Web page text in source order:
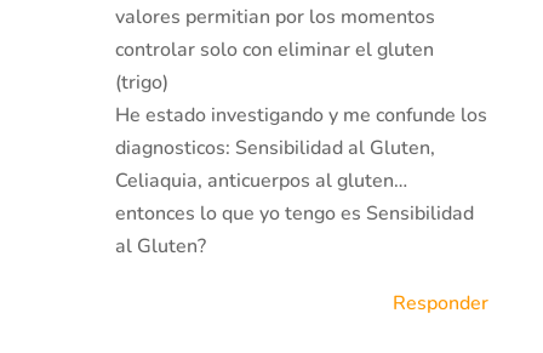
valores permitian por los momentos
controlar solo con eliminar el gluten
(trigo)
He estado investigando y me confunde los
diagnosticos: Sensibilidad al Gluten,
Celiaquia, anticuerpos al gluten…
entonces lo que yo tengo es Sensibilidad
al Gluten?
Responder